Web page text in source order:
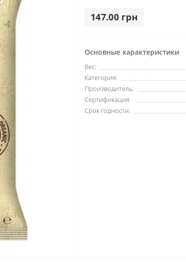
147.00 грн
Основные характеристики
Вес:
Категория:
Производитель:
Сертификация:
Срок годности: